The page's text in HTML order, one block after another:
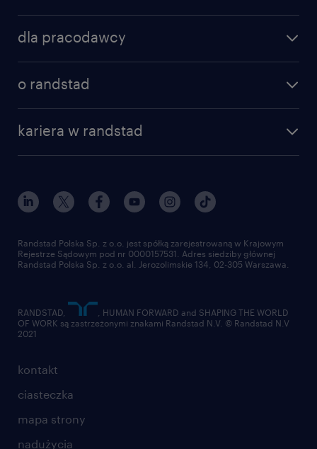
dla pracodawcy
o randstad
kariera w randstad
kontakt
ciasteczka
mapa strony
nadużycia
Randstad Polska Sp. z o.o. jest spółką zarejestrowaną w Krajowym
Rejestrze Sądowym pod nr 0000157531. Adres siedziby głównej
Randstad Polska Sp. z o.o. al. Jerozolimskie 134, 02-305 Warszawa.
RANDSTAD,
, HUMAN FORWARD and SHAPING THE WORLD
OF WORK są zastrzeżonymi znakami Randstad N.V. © Randstad N.V
2021